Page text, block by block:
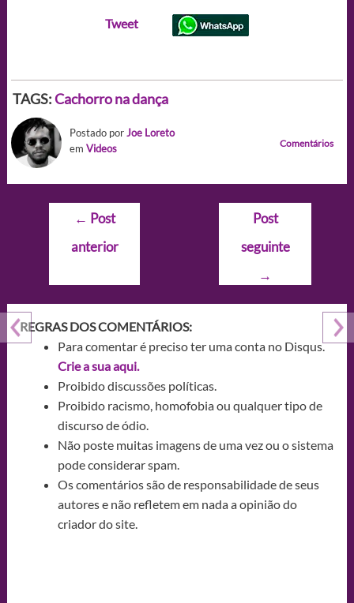
Tweet
TAGS:Cachorro na dança
Postado porJoe Loreto
em Videos Comentários
Navegação
Post
← Post
anterior
Post
seguinte
→
REGRAS DOS COMENTÁRIOS:
Para comentar é preciso ter uma conta no Disqus.
Crie a sua aqui.
Proibido discussões políticas.
Proibido racismo, homofobia ou qualquer tipo de
discurso de ódio.
Não poste muitas imagens de uma vez ou o sistema
pode considerar spam.
Os comentários são de responsabilidade de seus
autores e não refletem em nada a opinião do
criador do site.